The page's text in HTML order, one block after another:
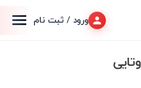
ورود / ثبت نام